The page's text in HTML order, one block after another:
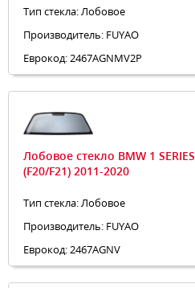
Тип стекла: Лобовое
Производитель: FUYAO
Еврокод: 2467AGNMV2P
Лобовое стекло BMW 1 SERIES
(F20/F21) 2011-2020
Тип стекла: Лобовое
Производитель: FUYAO
Еврокод: 2467AGNV